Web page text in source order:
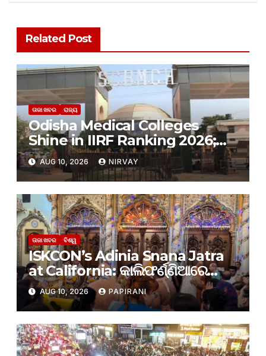
Related Post
ତାଜା ଖବର ରାଜ୍ୟ
Odisha Medical Colleges
Shine in IIRF Ranking 2026;
SCB Outshines AIIMS
Bhubaneswar
AUG 10, 2026 NIRVAY
ତାଜା ଖବର ବିଶ୍ୱ
ISKCON’s Adinia Snana Jatra
at California: କାଲିଫର୍ଣ୍ଣିଆରେ
ଅଦିନିଆ ସ୍ନାନଯାତ୍ରା
AUG 10, 2026 PAPIRANI